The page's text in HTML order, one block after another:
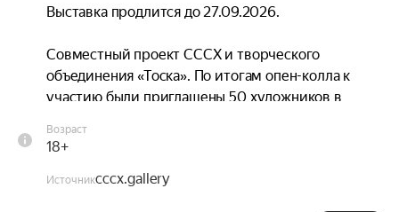
Выставка продлится до 27.09.2026.
Совместный проект CCCХ и творческого
объединения «Тоска». По итогам опен-колла к
участию были приглашены 50 художников в
России.
«Так не бывает» исследует ментальные основы
Возраст
18+
Источникcccx.gallery